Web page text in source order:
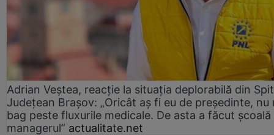
Adrian Veștea, reacție la situația deplorabilă din
Județean Brașov: „Oricât aș fi eu de președinte, nu
bag peste fluxurile medicale. De asta a făcut școală
managerul” actualitate.net